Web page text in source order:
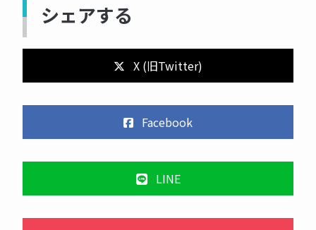
シェアする
X (旧Twitter)
Facebook
LINE